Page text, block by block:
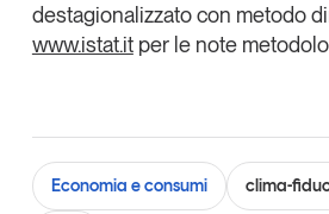
GS1 Italy GS1 Italy GS1 Italy
destagionalizzato con metodo
www.istat.itper le note
Economia e consumi clima-